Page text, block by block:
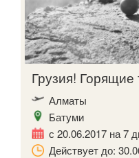
Грузия!
Алматы
Батуми
с 20.06.2017 на 7
Действует до: